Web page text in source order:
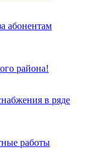
абонентам
района!
в ряде
работы